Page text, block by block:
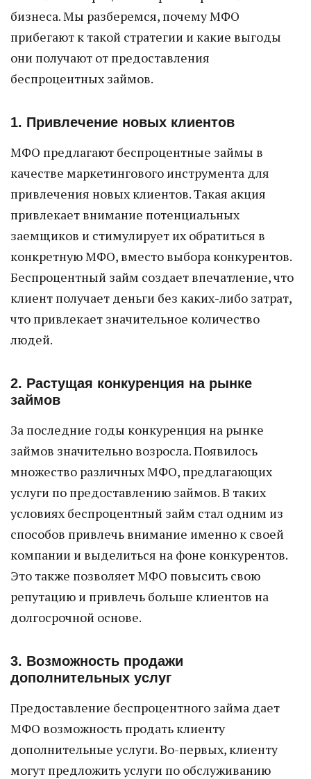
бизнеса. Мы разберемся, почему МФО
прибегают к такой стратегии и какие выгоды
они получают от предоставления
беспроцентных займов.
1. Привлечение новых клиентов
МФО предлагают беспроцентные займы в
качестве маркетингового инструмента для
привлечения новых клиентов. Такая акция
привлекает внимание потенциальных
заемщиков и стимулирует их обратиться в
конкретную МФО, вместо выбора конкурентов.
Беспроцентный займ создает впечатление, что
клиент получает деньги без каких-либо затрат,
что привлекает значительное количество
людей.
2. Растущая конкуренция на рынке
займов
За последние годы конкуренция на рынке
займов значительно возросла. Появилось
множество различных МФО, предлагающих
услуги по предоставлению займов. В таких
условиях беспроцентный займ стал одним из
способов привлечь внимание именно к своей
компании и выделиться на фоне конкурентов.
Это также позволяет МФО повысить свою
репутацию и привлечь больше клиентов на
долгосрочной основе.
3. Возможность продажи
дополнительных услуг
Предоставление беспроцентного займа дает
МФО возможность продать клиенту
дополнительные услуги. Во-первых, клиенту
могут предложить услуги по обслуживанию